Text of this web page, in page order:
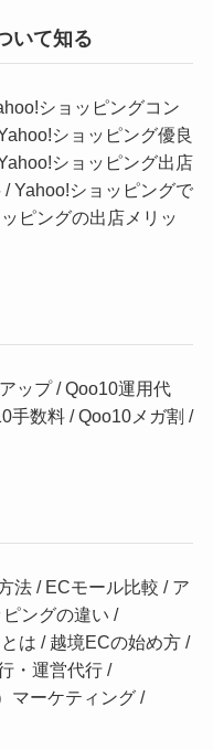
いて知る
ショッピングコン
ショッピング優良
ショッピング出店
/Yahoo!ショッピングで
ピングの出店メリッ
ップ/Qoo10運用代
手数料/Qoo10メガ割 /
法/ ECモール比較 / ア
ングの違い /
は / 越境ECの始め方/
・運営代行/
マーケティング/